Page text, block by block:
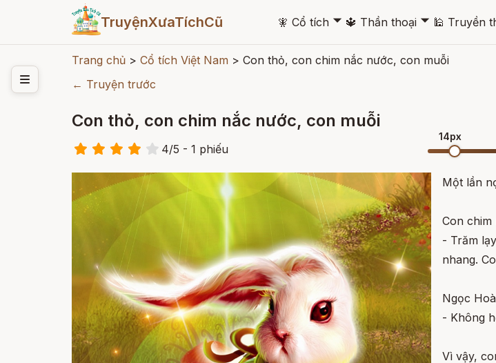
TruyệnXưaTíchCũ 🧚 Cổ tích 🞃 🔱 Thần thoại 🞃 🕌 Truyền
Trang chủ > Cổ tích Việt Nam > Con thỏ, con chim nắc nước, con muỗi
← Truyện trước
Con thỏ, con chim nắc nước, con muỗi
4/5 - 1 phiếu
14px
Một lần
Con chim
- Trăm
nhang.
Ngọc
- Không
Vì vậy,